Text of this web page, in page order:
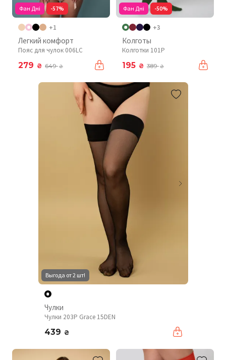
Фан Дні -57%
+1
Легкий комфорт
Пояс для чулок 006LC
279 ₴ 649₴
Фан Дні -50%
+3
Колготы
Колготки 101P
195 ₴ 389₴
Выгода от 2 шт!
Чулки
Чулки 203P Grace 15DEN
439 ₴